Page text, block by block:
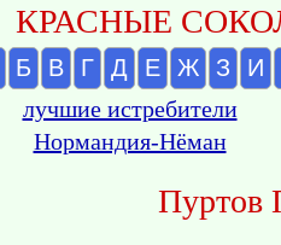
КРАСНЫЕ
Б В Г Д Е Ж З И
лучшие истребители
Нормандия-Нёман
Пуртов